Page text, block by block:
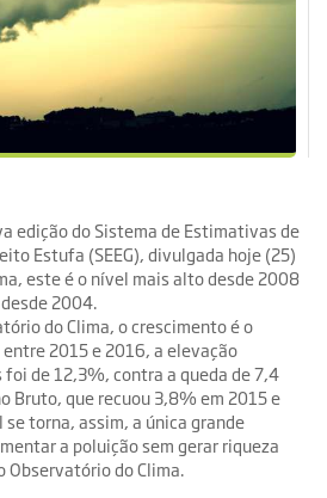
edição do Sistema de Estimativas de
Estufa (SEEG), divulgada hoje (25)
este é o nível mais alto desde 2008
2004.
do Clima, o crescimento é o
2015 e 2016, a elevação
de 12,3%, contra a queda de 7,4
Bruto, que recuou 3,8% em 2015 e
torna, assim, a única grande
a poluição sem gerar riqueza
Observatório do Clima.